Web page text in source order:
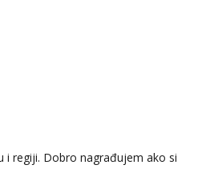
i regiji. Dobro nagrađujem ako si